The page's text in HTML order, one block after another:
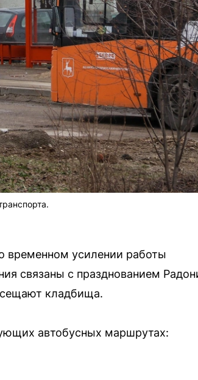
временном усилении работы
связаны с празднованием
кладбища.
автобусных маршрутах: